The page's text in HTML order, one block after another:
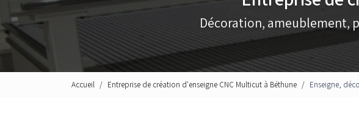
Décoration, ameublement,
Accueil Entreprise de création d'enseigne CNC Multicut à Béthune Enseigne,